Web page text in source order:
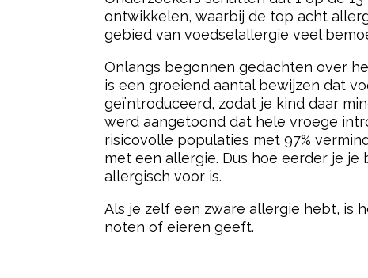
ontwikkelen, waarbij de top acht
gebied van voedselallergie veel
Onlangs begonnen gedachten over
is een groeiend aantal bewijzen dat
geïntroduceerd, zodat je kind daar
werd aangetoond dat hele vroege
risicovolle populaties met 97%
met een allergie. Dus hoe eerder je
allergisch voor is.
Als je zelf een zware allergie hebt, is
noten of eieren geeft.